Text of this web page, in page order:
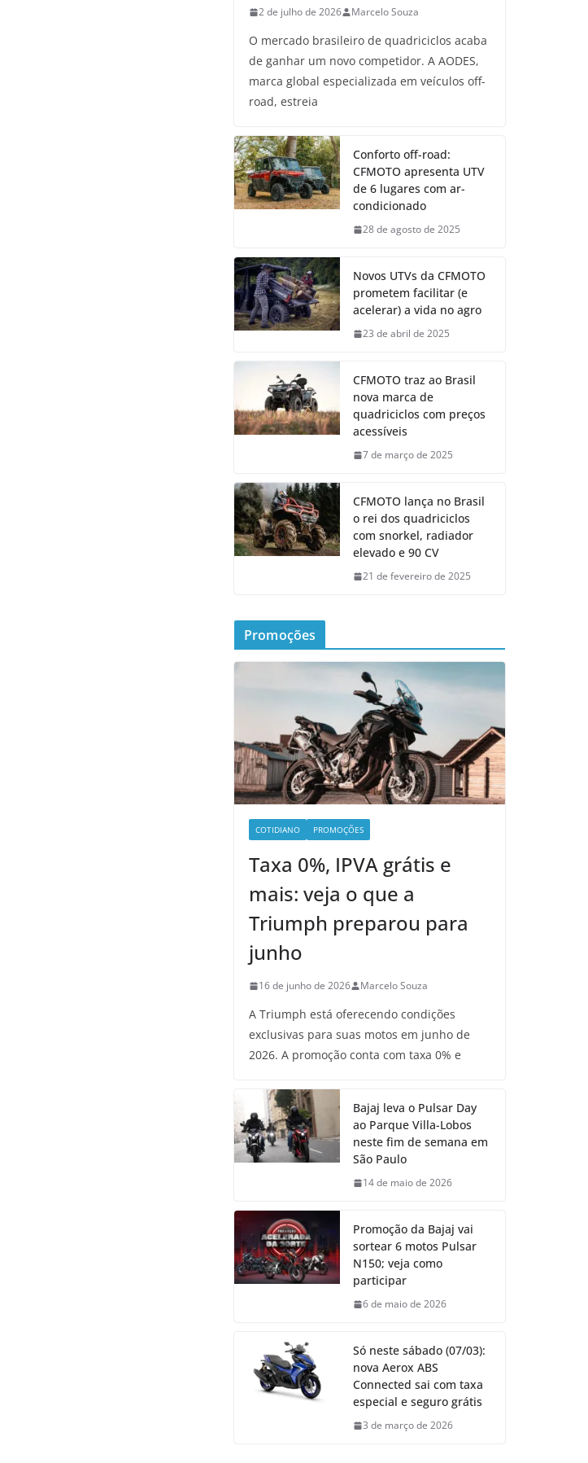
2 de julho de 2026 Marcelo Souza
O mercado brasileiro de quadriciclos acaba
de ganhar um novo competidor. A AODES,
marca global especializada em veículos off-
road, estreia
Conforto off-road:
CFMOTO apresenta UTV
de 6 lugares com ar-
condicionado
28 de agosto de 2025
Novos UTVs da CFMOTO
prometem facilitar (e
acelerar) a vida no agro
23 de abril de 2025
CFMOTO traz ao Brasil
nova marca de
quadriciclos com preços
acessíveis
7 de março de 2025
CFMOTO lança no Brasil
o rei dos quadriciclos
com snorkel, radiador
elevado e 90 CV
21 de fevereiro de 2025
Promoções
COTIDIANO PROMOÇÕES
Taxa 0%, IPVA grátis e
mais: veja o que a
Triumph preparou para
junho
16 de junho de 2026 Marcelo Souza
A Triumph está oferecendo condições
exclusivas para suas motos em junho de
2026. A promoção conta com taxa 0% e
Bajaj leva o Pulsar Day
ao Parque Villa-Lobos
neste fim de semana em
São Paulo
14 de maio de 2026
Promoção da Bajaj vai
sortear 6 motos Pulsar
N150; veja como
participar
6 de maio de 2026
Só neste sábado (07/03):
nova Aerox ABS
Connected sai com taxa
especial e seguro grátis
3 de março de 2026